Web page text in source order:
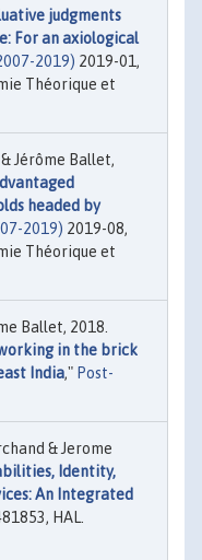
judgments
For an axiological
2019) 2019-01,
Théorique et
Jérôme Ballet,
headed by
2019) 2019-08,
Théorique et
Ballet, 2018.
in the brick
India," Post-
& Jerome
Identity,
An Integrated
HAL.